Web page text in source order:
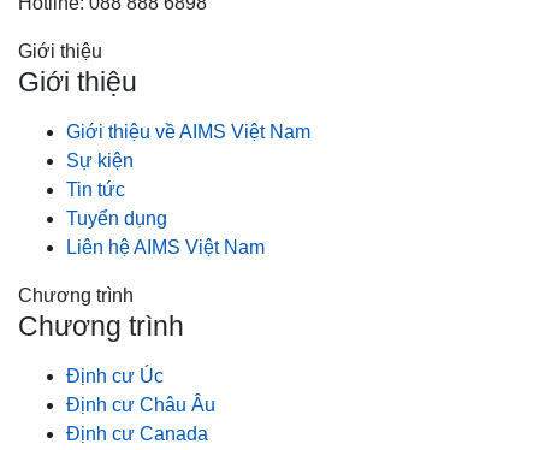
Giới thiệu
Giới thiệu
Giới thiệu về AIMS Việt Nam
Sự kiện
Tin tức
Tuyển dụng
Liên hệ AIMS Việt Nam
Chương trình
Chương trình
Định cư Úc
Định cư Châu Âu
Định cư Canada